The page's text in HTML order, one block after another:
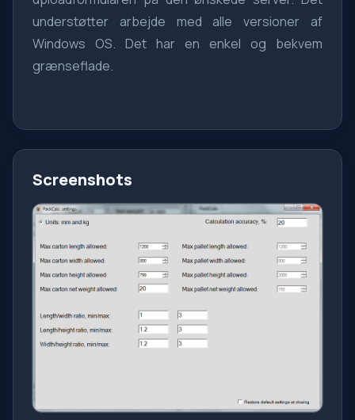
understøtter arbejde med alle versioner af
Windows OS. Det har en enkel og bekvem
grænseflade.
Screenshots